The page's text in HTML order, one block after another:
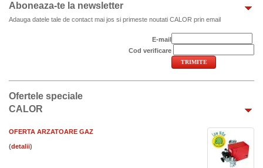
Aboneaza-te la newsletter
Adauga datele tale de contact mai jos si primeste noutati CALOR prin email
E-mail
Cod verificare
Ofertele speciale
CALOR
OFERTA ARZATOARE GAZ
( )